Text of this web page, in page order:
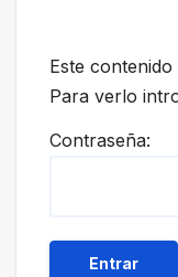
Este
Para verlo
Contraseña: